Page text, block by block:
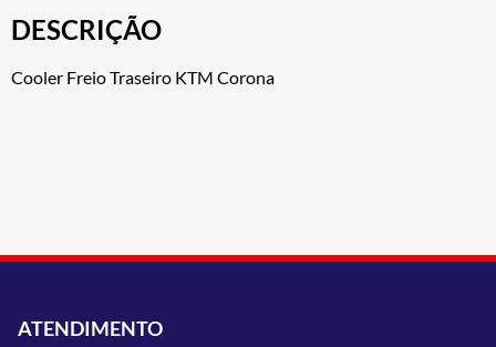
DESCRIÇÃO
Cooler Freio Traseiro KTM Corona
ATENDIMENTO